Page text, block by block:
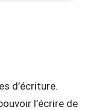
d’écriture.
l’écrire de